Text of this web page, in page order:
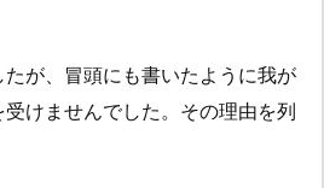
が、冒頭にも書いたように我が
けませんでした。その理由を列